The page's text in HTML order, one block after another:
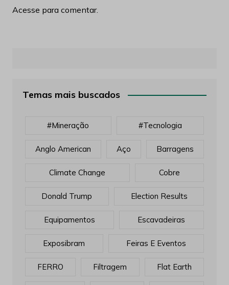
Acesse para comentar.
Temas mais buscados
#mineração #tecnologia
Anglo American Aço Barragens
Climate Change Cobre
Donald Trump Election Results
Equipamentos Escavadeiras
Exposibram Feiras E Eventos
FERRO Filtragem Flat Earth